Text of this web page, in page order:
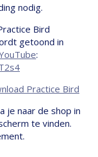
nodig.
Bird
getoond in
:
Practice Bird
je naar de shop in
te vinden.